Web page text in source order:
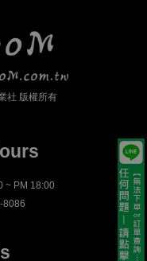
社 版權所有
~ PM 18:00
8086